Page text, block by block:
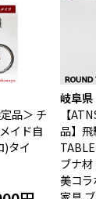
）
鳥羽市（三重
）
京都市（京
府）
大阪市（大
）
岸和田市（
）堺市（大阪府
） 豊岡市（兵庫
） 香美町（兵庫
中国エリア
品＞ チ
イド自
タイ
岐阜
【
品】
ブナ
美コラ